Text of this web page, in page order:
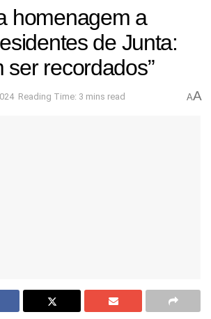
homenagem a
de Junta:
ser recordados”
Reading Time: 3 mins read AA